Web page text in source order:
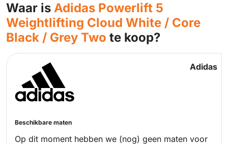
Waar is Adidas Powerlift 5
Weightlifting Cloud White / Core
Black / Grey Two te koop?
Adidas
Beschikbare maten
Op dit moment hebben we (nog) geen maten voor